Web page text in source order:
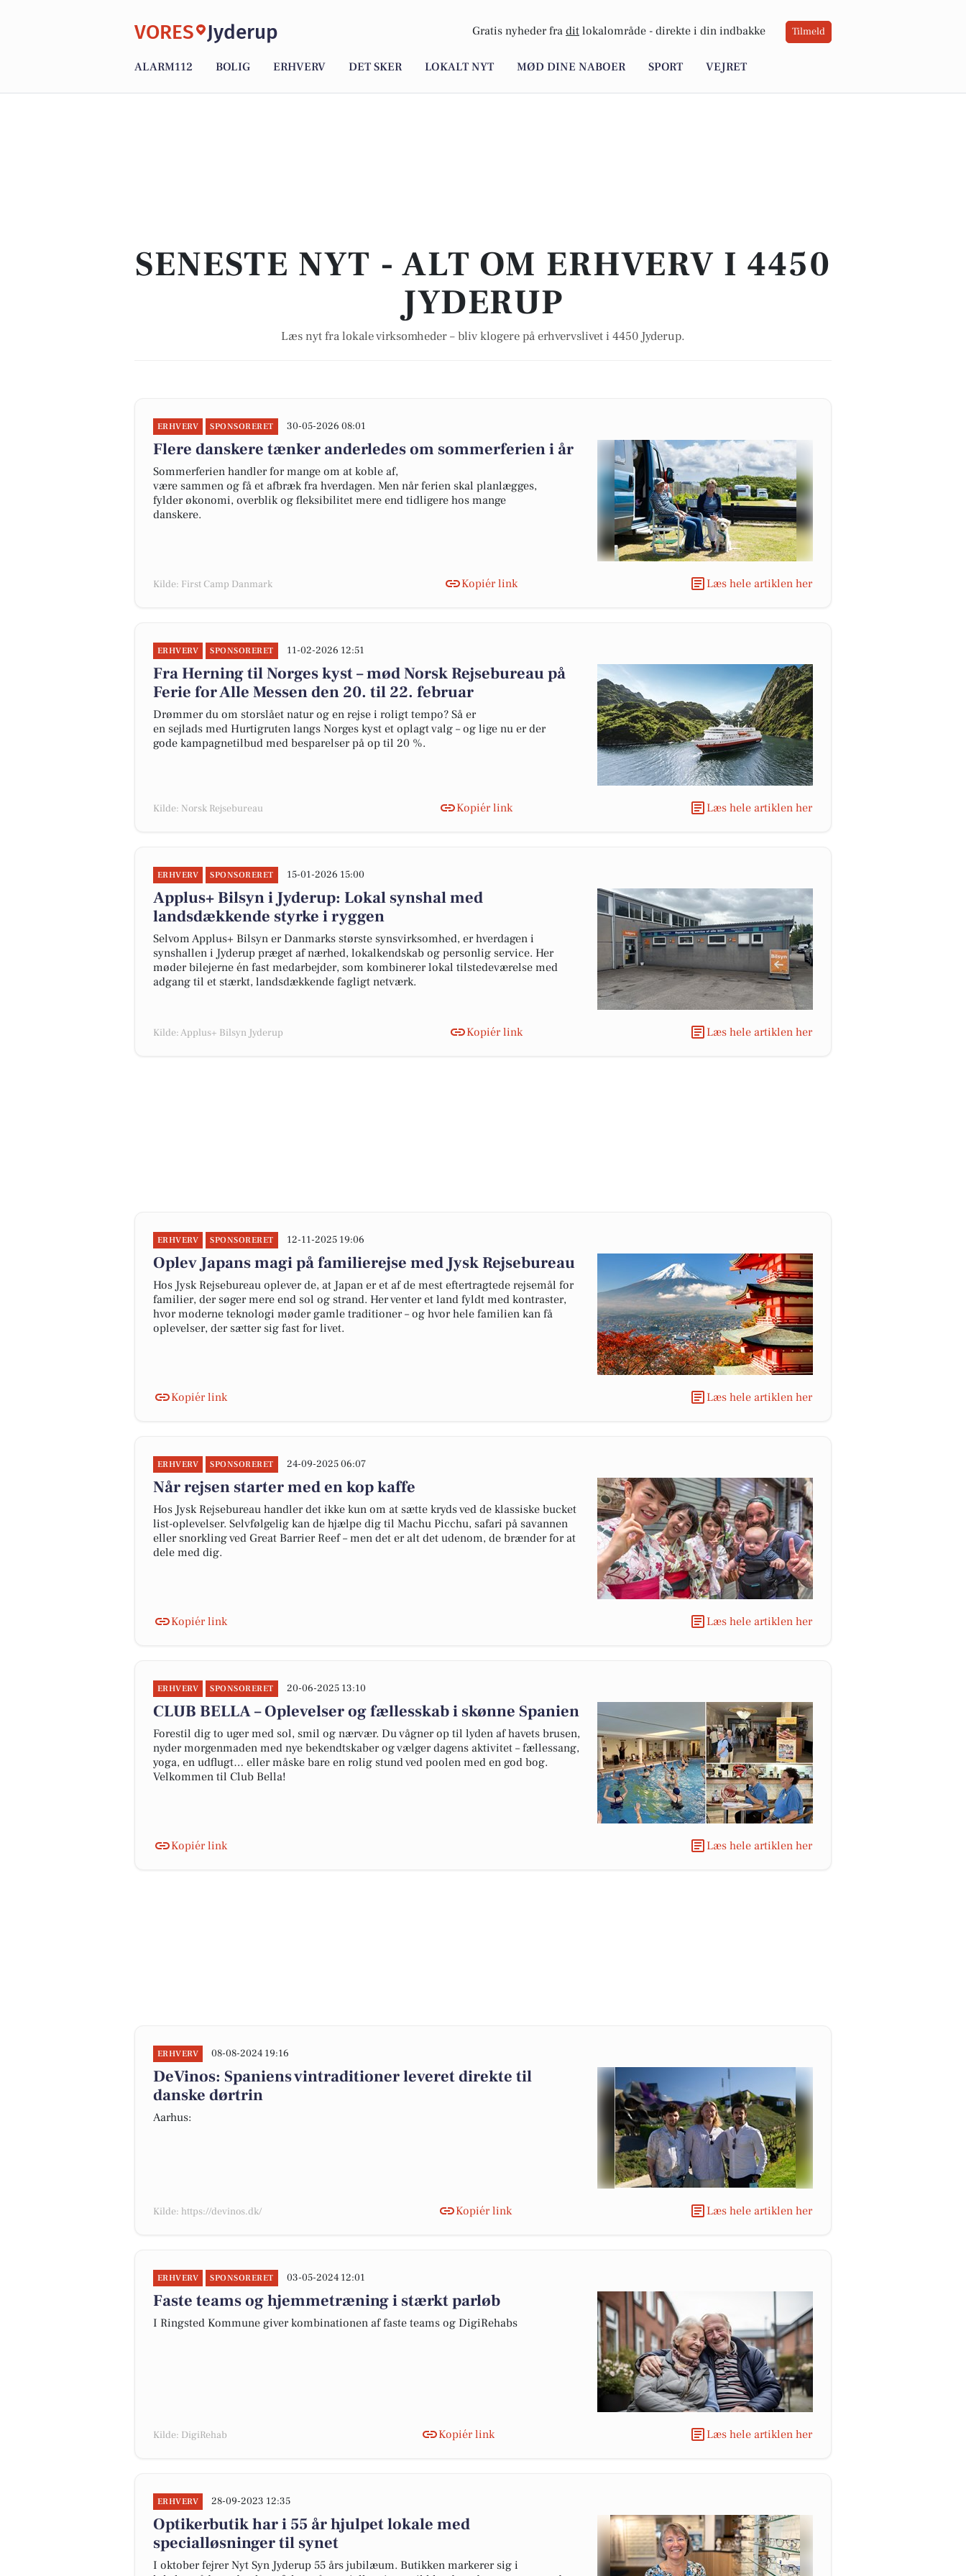
VORES Jyderup Gratis nyheder fra dit lokalområde - direkte i din indbakke Tilmeld
ALARM112 BOLIG ERHVERV DET SKER LOKALT NYT MØD DINE NABOER SPORT VEJRET
SENESTE NYT - ALT OM ERHVERV I 4450
JYDERUP
Læs nyt fra lokale virksomheder – bliv klogere på erhvervslivet i 4450 Jyderup.
ERHVERV SPONSORERET 30-05-2026 08:01
Flere danskere tænker anderledes om sommerferien i år
Sommerferien handler for mange om at koble af,
være sammen og få et afbræk fra hverdagen. Men når ferien skal planlægges,
fylder økonomi, overblik og fleksibilitet mere end tidligere hos mange
danskere.
Kilde: First Camp Danmark Kopiér link Læs hele artiklen her
ERHVERV SPONSORERET 11-02-2026 12:51
Fra Herning til Norges kyst – mød Norsk Rejsebureau på
Ferie for Alle Messen den 20. til 22. februar
Drømmer du om storslået natur og en rejse i roligt tempo? Så er
en sejlads med Hurtigruten langs Norges kyst et oplagt valg – og lige nu er der
gode kampagnetilbud med besparelser på op til 20 %.
Kilde: Norsk Rejsebureau Kopiér link Læs hele artiklen her
ERHVERV SPONSORERET 15-01-2026 15:00
Applus+ Bilsyn i Jyderup: Lokal synshal med
landsdækkende styrke i ryggen
Selvom Applus+ Bilsyn er Danmarks største synsvirksomhed, er hverdagen i
synshallen i Jyderup præget af nærhed, lokalkendskab og personlig service. Her
møder bilejerne én fast medarbejder, som kombinerer lokal tilstedeværelse med
adgang til et stærkt, landsdækkende fagligt netværk.
Kilde: Applus+ Bilsyn Jyderup Kopiér link Læs hele artiklen her
ERHVERV SPONSORERET 12-11-2025 19:06
Oplev Japans magi på familierejse med Jysk Rejsebureau
Hos Jysk Rejsebureau oplever de, at Japan er et af de mest eftertragtede rejsemål for
familier, der søger mere end sol og strand. Her venter et land fyldt med kontraster,
hvor moderne teknologi møder gamle traditioner – og hvor hele familien kan få
oplevelser, der sætter sig fast for livet.
Kopiér link Læs hele artiklen her
ERHVERV SPONSORERET 24-09-2025 06:07
Når rejsen starter med en kop kaffe
Hos Jysk Rejsebureau handler det ikke kun om at sætte kryds ved de klassiske bucket
list-oplevelser. Selvfølgelig kan de hjælpe dig til Machu Picchu, safari på savannen
eller snorkling ved Great Barrier Reef – men det er alt det udenom, de brænder for at
dele med dig.
Kopiér link Læs hele artiklen her
ERHVERV SPONSORERET 20-06-2025 13:10
CLUB BELLA – Oplevelser og fællesskab i skønne Spanien
Forestil dig to uger med sol, smil og nærvær. Du vågner op til lyden af havets brusen,
nyder morgenmaden med nye bekendtskaber og vælger dagens aktivitet – fællessang,
yoga, en udflugt… eller måske bare en rolig stund ved poolen med en god bog.
Velkommen til Club Bella!
Kopiér link Læs hele artiklen her
ERHVERV 08-08-2024 19:16
DeVinos: Spaniens vintraditioner leveret direkte til
danske dørtrin
Aarhus:
Kilde: https://devinos.dk/ Kopiér link Læs hele artiklen her
ERHVERV SPONSORERET 03-05-2024 12:01
Faste teams og hjemmetræning i stærkt parløb
I Ringsted Kommune giver kombinationen af faste teams og DigiRehabs
Kilde: DigiRehab Kopiér link Læs hele artiklen her
ERHVERV 28-09-2023 12:35
Optikerbutik har i 55 år hjulpet lokale med
specialløsninger til synet
I oktober fejrer Nyt Syn Jyderup 55 års jubilæum. Butikken markerer sig i